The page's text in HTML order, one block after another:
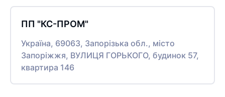
ПП "КС-ПРОМ"
Україна, 69063, Запорізька обл., місто
Запоріжжя, ВУЛИЦЯ ГОРЬКОГО, будинок 57,
квартира 146